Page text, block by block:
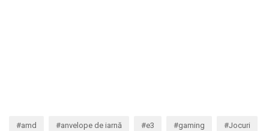
amd anvelope de iarnă e3 gaming Jocuri